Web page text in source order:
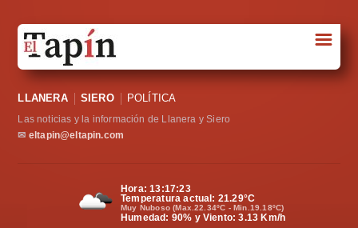
Sociedad
Política
☰
LLANERA SIERO POLÍTICA
Las noticias y la información de Llanera y Siero
✉ eltapin@eltapin.com
Hora:13:17:23
Temperatura actual: 21.29°C
Muy Nuboso (Max.22.34ºC - Min.19.18ºC)
Humedad: 90% y Viento: 3.13 Km/h